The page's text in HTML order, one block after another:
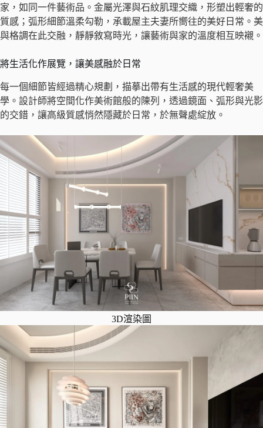
家，如同一件藝術品。金屬光澤與石紋肌理交織，形塑出輕奢的
質感；弧形細節溫柔勾勒，承載屋主夫妻所嚮往的美好日常。美
與格調在此交融，靜靜敘寫時光，讓藝術與家的溫度相互映襯。
將生活化作展覽，讓美感融於日常
每一個細節皆經過精心規劃，描摹出帶有生活感的現代輕奢美
學。設計師將空間化作美術館般的陳列，透過鏡面、弧形與光影
的交錯，讓高級質感悄然隱藏於日常，於無聲處綻放。
3D渲染圖